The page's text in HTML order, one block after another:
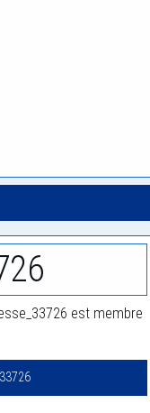
est membre